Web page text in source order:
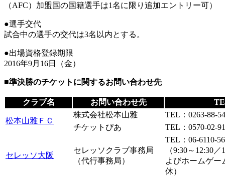
（AFC）加盟国の国籍選手は1名に限り追加エントリー可）
●選手交代
試合中の選手の交代は3名以内とする。
●出場資格登録期限
2016年9月16日（金）
■準決勝のチケットに関するお問い合わせ先
クラブ名 お問い合わせ先
松本山雅ＦＣ
株式会社松本山雅
TEL：0263-88-
チケットぴあ
TEL：0570-02-
セレッソ大阪
セレッソクラブ事務局
（代行事務局）
TEL：06-6110-
（9:30～12:30
よびホームゲー
休）